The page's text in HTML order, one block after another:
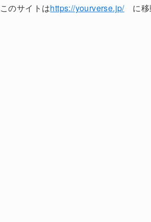
このサイトはhttps://yourverse.jp/に移